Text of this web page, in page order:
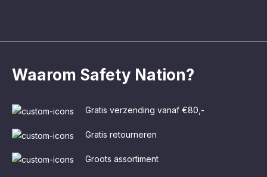
Waarom Safety Nation?
Gratis verzending vanaf €80,-
Gratis retourneren
Groots assortiment